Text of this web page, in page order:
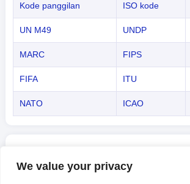
We value your privacy
Kode panggilan ISO kode
UN M49 UNDP
MARC FIPS
FIFA ITU
NATO ICAO